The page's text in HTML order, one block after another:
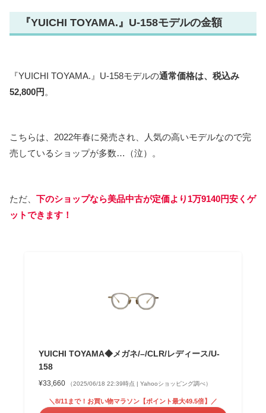
『YUICHI TOYAMA.』U-158モデルの金額
『YUICHI TOYAMA.』U-158モデルの通常価格は、税込み
52,800円 。
こちらは、2022年春に発売され、人気の高いモデルなので完
売しているショップが多数…（泣）。
ただ、 下のショップなら美品中古が定価より1万9140円安くゲ
ットできます！
YUICHI TOYAMA◆メガネ/–/CLR/レディース/U-
158
¥33,660 （2025/06/18 22:39時点 | Yahooショッピング調べ）
＼8/11まで！お買い物マラソン【ポイント最大49.5倍】／